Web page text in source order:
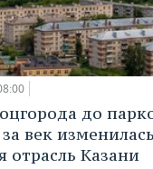
до
век изменилась
отрасль Казани